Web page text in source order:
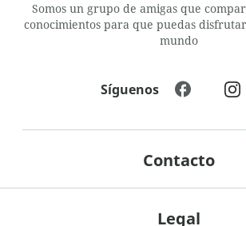
Somos un grupo de amigas que
conocimientos para que puedas
mundo
Legal
Contacto
Síguenos